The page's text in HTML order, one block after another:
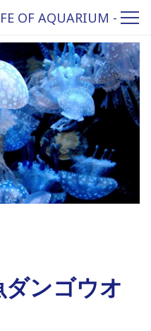
OF AQUARIUM -
ンゴウオ